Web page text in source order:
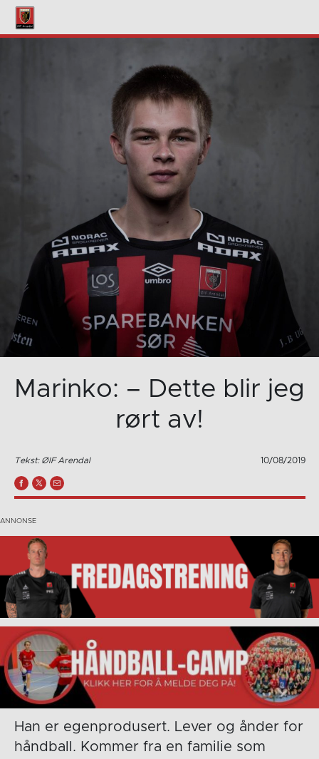
Marinko: – Dette blir jeg
rørt av!
Tekst: ØIF Arendal 10/08/2019
Han er egenprodusert. Lever og ånder for
håndball. Kommer fra en familie som